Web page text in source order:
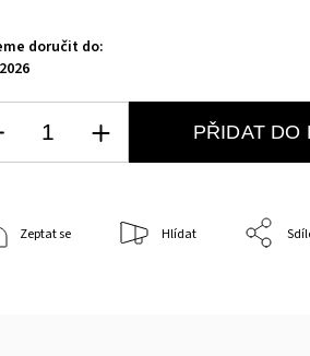
doručit do:
PŘIDAT DO
Zeptat se Hlídat